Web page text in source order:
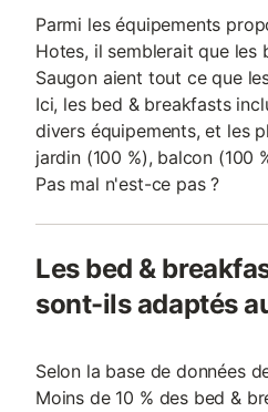
Parmi les équipements
Hotes, il semblerait que les
Saugon aient tout ce que
Ici, les bed & breakfasts
divers équipements, et les
jardin (100 %), balcon (100
Pas mal n'est-ce pas ?
Les bed &
sont-ils adaptés
Selon la base de données
Moins de 10 % des bed &